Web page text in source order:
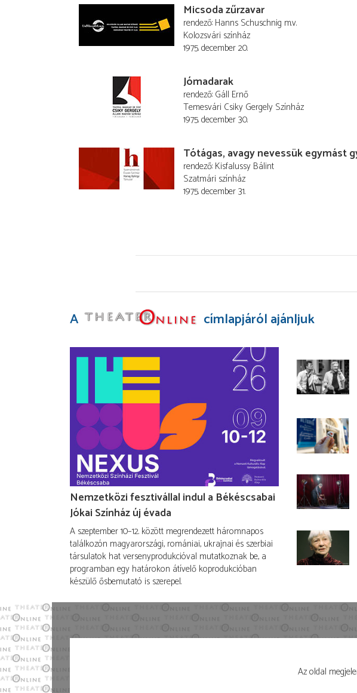
Micsoda zűrzavar
rendező Hanns Schuschnig m.v.
Kolozsvári színház
1975. december 20.
Jómadarak
rendező Gáll Ernő
Temesvári Csiky Gergely Színház
1975. december 30.
Tótágas, avagy nevessük egymást
rendező Kisfalussy Bálint
Szatmári színház
1975. december 31.
A címlapjáról ajánljuk
Nemzetközi fesztivállal indul a Békéscsabai
Jókai Színház új évada
A szeptember 10–12. között megrendezett háromnapos
találkozón magyarországi, romániai, ukrajnai és szerbiai
társulatok hat versenyprodukcióval mutatkoznak be, a
programban egy határokon átívelő koprodukcióban
készülő ősbemutató is szerepel.
Az oldal